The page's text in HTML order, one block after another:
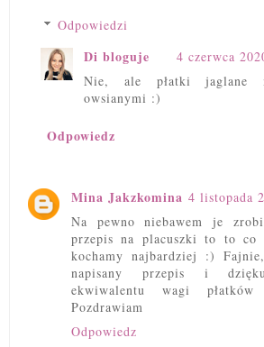
Odpowiedzi
Di bloguje
4 czerwca
Nie, ale płatki jaglane
owsianymi :)
Odpowiedz
Mina Jakzkomina 4 listopada
Na pewno niebawem je
przepis na placuszki to to
kochamy najbardziej :)
napisany przepis i
ekwiwalentu wagi
Pozdrawiam
Odpowiedz